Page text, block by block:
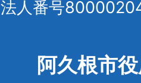
法人番号
阿久根市